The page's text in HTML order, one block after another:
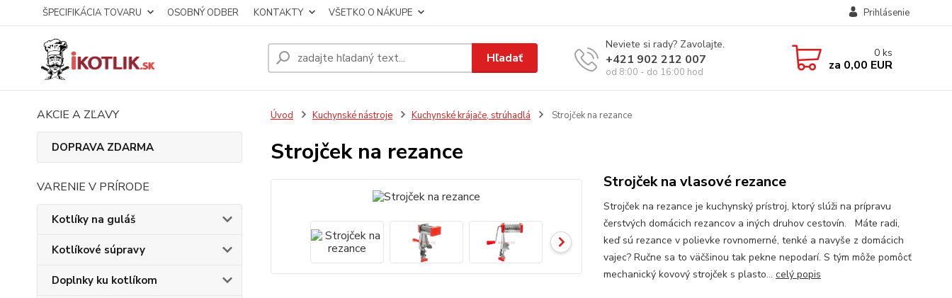
ŠPECIFIKÁCIA TOVARU OSOBNÝ ODBER KONTAKTY VŠETKO O NÁKUPE Prihlásenie
Hľadať
Neviete si rady? Zavolajte.
+421 902 212 007
od 8:00 - do 16:00 hod
0 ks
za 0,00 EUR
AKCIE A ZĽAVY
DOPRAVA ZDARMA
VARENIE V PRÍRODE
Kotlíky na guláš
Kotlíkové súpravy
Doplnky ku kotlíkom
Úvod Kuchynské nástroje Kuchynské krájače, strúhadlá Strojček na rezance
Strojček na rezance
Strojček na vlasové rezance
Strojček na rezance je kuchynský prístroj, ktorý slúži na prípravu
čerstvých domácich rezancov a iných druhov cestovín. Máte radi,
keď sú rezance v polievke rovnomerné, tenké a navyše z domácich
vajec? Ručne sa to väčšinou tak pekne nepodarí. S tým môže pomôcť
mechanický kovový strojček s plasto... celý popis